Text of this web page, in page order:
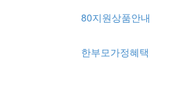
80지원상품안내
한부모가정혜택